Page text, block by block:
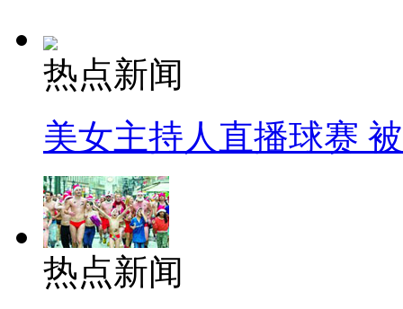
热点新闻
美女主持人直播球赛
热点新闻